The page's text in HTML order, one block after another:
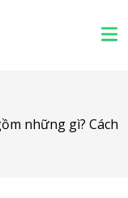
những gì? Cách